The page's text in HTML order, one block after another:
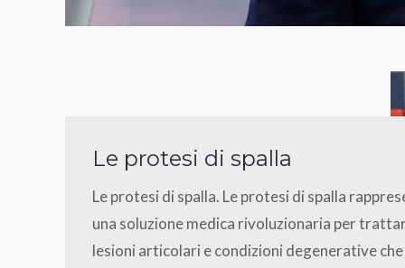
Le protesi di spalla
Le protesi di spalla. Le protesi di spalla
una soluzione medica rivoluzionaria per
lesioni articolari e condizioni degenerative